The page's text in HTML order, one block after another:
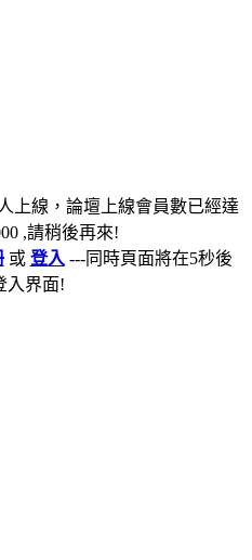
上線，論壇上線會員數已經達
,請稍後再來!
或 登入 ---同時頁面將在5秒後
入界面!